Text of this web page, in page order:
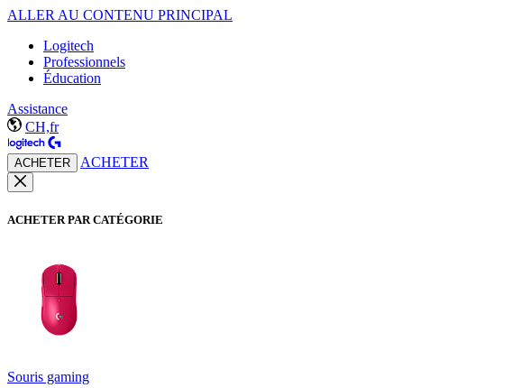
ALLER AU CONTENU PRINCIPAL
Logitech
Professionnels
Éducation
Assistance
CH,fr
ACHETER ACHETER
ACHETER PAR CATÉGORIE
Souris gaming